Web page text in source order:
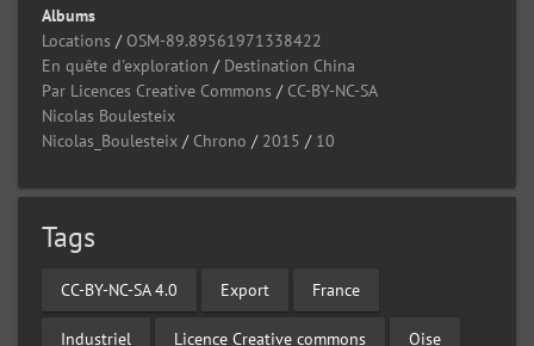
Albums
Locations / OSM-89.89561971338422
En quête d'exploration / Destination China
Par Licences Creative Commons / CC-BY-NC-SA
Nicolas Boulesteix
Nicolas_Boulesteix / Chrono / 2015 / 10
Tags
CC-BY-NC-SA 4.0 Export France
Industriel Licence Creative commons Oise